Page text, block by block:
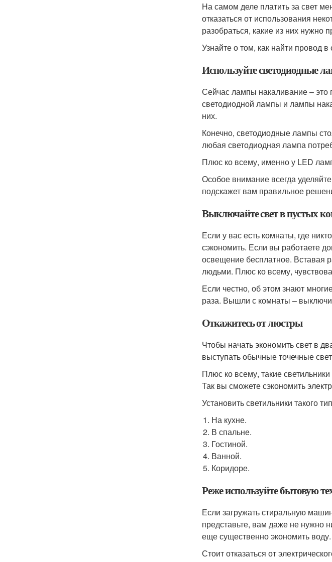
На самом деле платить за свет
отказаться от использования
разобраться, какие из них нужно
Узнайте о том, как найти провод в
Используйте светодиодные
Сейчас лампы накаливание – это
светодиодной лампы и лампы
них.
Конечно, светодиодные лампы
любая светодиодная лампа
Плюс ко всему, именно у LED
Особое внимание всегда
подскажет вам правильное
Выключайте свет в пустых
Если у вас есть комнаты, где
сэкономить. Если вы работаете
освещение бесплатное. Вставая
людьми. Плюс ко всему,
Если честно, об этом знают
раза. Вышли с комнаты –
Откажитесь от люстры
Чтобы начать экономить свет в
выступать обычные точечные
Плюс ко всему, такие
Так вы сможете сэкономить
Установить светильники такого
На кухне.
В спальне.
Гостиной.
Ванной.
Коридоре.
Реже используйте бытовую
Если загружать стиральную
представьте, вам даже не нужно
еще существенно экономить воду.
Стоит отказаться от